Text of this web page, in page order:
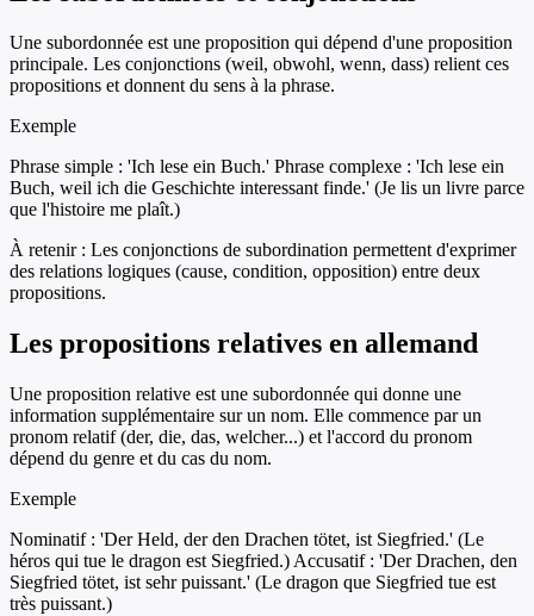
Une subordonnée est une proposition qui dépend d'une proposition
principale. Les conjonctions (weil, obwohl, wenn, dass) relient ces
propositions et donnent du sens à la phrase.
Exemple
Phrase simple : 'Ich lese ein Buch.' Phrase complexe : 'Ich lese ein
Buch, weil ich die Geschichte interessant finde.' (Je lis un livre parce
que l'histoire me plaît.)
À retenir : Les conjonctions de subordination permettent d'exprimer
des relations logiques (cause, condition, opposition) entre deux
propositions.
Les propositions relatives en allemand
Une proposition relative est une subordonnée qui donne une
information supplémentaire sur un nom. Elle commence par un
pronom relatif (der, die, das, welcher...) et l'accord du pronom
dépend du genre et du cas du nom.
Exemple
Nominatif : 'Der Held, der den Drachen tötet, ist Siegfried.' (Le
héros qui tue le dragon est Siegfried.) Accusatif : 'Der Drachen, den
Siegfried tötet, ist sehr puissant.' (Le dragon que Siegfried tue est
très puissant.)